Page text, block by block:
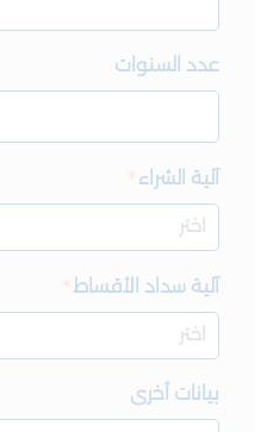
عدد السنوات
آلية الشراء
آلية سداد الأقساط
بيانات أخرى